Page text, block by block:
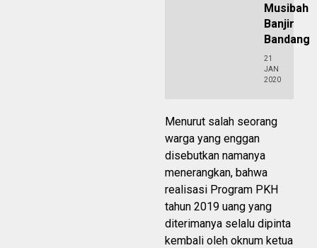
Musibah
Banjir
Bandang
21
JAN
2020
Menurut salah seorang
warga yang enggan
disebutkan namanya
menerangkan, bahwa
realisasi Program PKH
tahun 2019 uang yang
diterimanya selalu dipinta
kembali oleh oknum ketua